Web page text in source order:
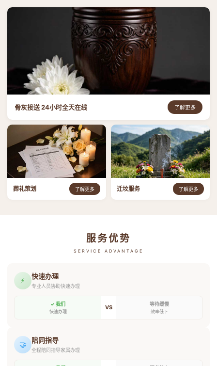
骨灰接送 24小时全天在线 了解更多
葬礼策划 了解更多 迁坟服务 了解更多
服务优势
SERVICE ADVANTAGE
⚡ 快速办理
专业人员协助快速办理
✓ 我们
快速办理
VS 等待缓慢
效率低下
🤝 陪同指导
全程陪同指导家属办理